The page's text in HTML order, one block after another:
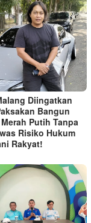
Diingatkan
Bangun
Putih Tanpa
Risiko Hukum
Rakyat!